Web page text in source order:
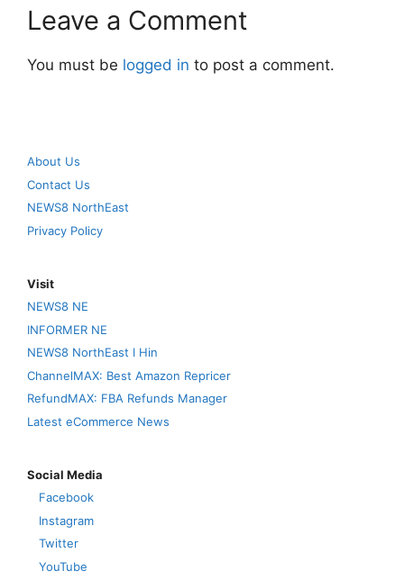
Leave a Comment
You must be logged in to post a comment.
About Us
Contact Us
NEWS8 NorthEast
Privacy Policy
Visit
NEWS8 NE
INFORMER NE
NEWS8 NorthEast I Hin
ChannelMAX: Best Amazon Repricer
RefundMAX: FBA Refunds Manager
Latest eCommerce News
Social Media
Facebook
Instagram
Twitter
YouTube